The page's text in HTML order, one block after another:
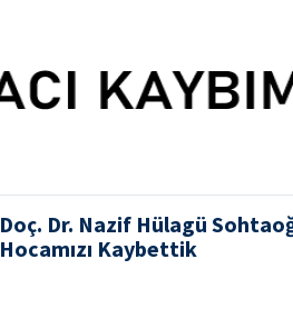
Doç. Dr. Nazif Hülagü
Hocamızı Kaybettik